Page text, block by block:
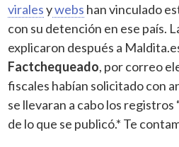
viralesywebs han vinculado
con su detención en ese país.
explicaron después a
Factchequeado, por correo
fiscales habían solicitado con
se llevaran a cabo los
de lo que se publicó.* Te